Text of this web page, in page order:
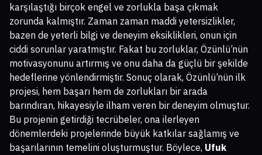
karşılaştığı birçok engel ve zorlukla başa çıkmak
zorunda kalmıştır. Zaman zaman maddi yetersizlikler,
bazen de yeterli bilgi ve deneyim eksiklikleri, onun için
ciddi sorunlar yaratmıştır. Fakat bu zorluklar, Özünlü’nün
motivasyonunu artırmış ve onu daha da güçlü bir şekilde
hedeflerine yönlendirmiştir. Sonuç olarak, Özünlü’nün ilk
projesi, hem başarı hem de zorlukları bir arada
barındıran, hikayesiyle ilham veren bir deneyim olmuştur.
Bu projenin getirdiği tecrübeler, ona ilerleyen
dönemlerdeki projelerinde büyük katkılar sağlamış ve
başarılarının temelini oluşturmuştur. Böylece, Ufuk